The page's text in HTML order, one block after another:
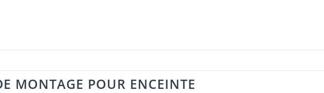
MONTAGE POUR ENCEINTE